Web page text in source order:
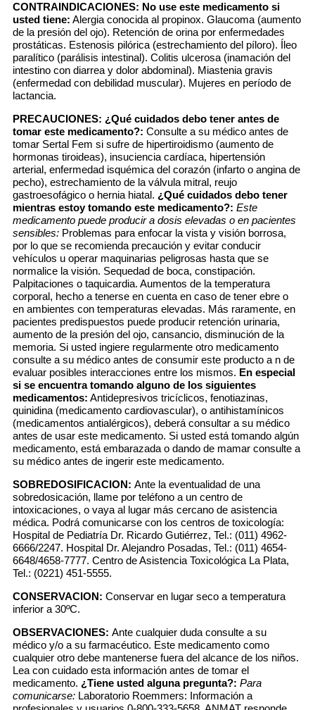
CONTRAINDICACIONES: No use este medicamento si
usted tiene: Alergia conocida al propinox. Glaucoma (aumento
de la presión del ojo). Retención de orina por enfermedades
prostáticas. Estenosis pilórica (estrechamiento del píloro). Íleo
paralítico (parálisis intestinal). Colitis ulcerosa (inamación del
intestino con diarrea y dolor abdominal). Miastenia gravis
(enfermedad con debilidad muscular). Mujeres en período de
lactancia.
PRECAUCIONES: ¿Qué cuidados debo tener antes de
tomar este medicamento?: Consulte a su médico antes de
tomar Sertal Fem si sufre de hipertiroidismo (aumento de
hormonas tiroideas), insuciencia cardíaca, hipertensión
arterial, enfermedad isquémica del corazón (infarto o angina de
pecho), estrechamiento de la válvula mitral, reujo
gastroesofágico o hernia hiatal. ¿Qué cuidados debo tener
mientras estoy tomando este medicamento?: Este
medicamento puede producir a dosis elevadas o en pacientes
sensibles: Problemas para enfocar la vista y visión borrosa,
por lo que se recomienda precaución y evitar conducir
vehículos u operar maquinarias peligrosas hasta que se
normalice la visión. Sequedad de boca, constipación.
Palpitaciones o taquicardia. Aumentos de la temperatura
corporal, hecho a tenerse en cuenta en caso de tener ebre o
en ambientes con temperaturas elevadas. Más raramente, en
pacientes predispuestos puede producir retención urinaria,
aumento de la presión del ojo, cansancio, disminución de la
memoria. Si usted ingiere regularmente otro medicamento
consulte a su médico antes de consumir este producto a n de
evaluar posibles interacciones entre los mismos. En especial
si se encuentra tomando alguno de los siguientes
medicamentos: Antidepresivos tricíclicos, fenotiazinas,
quinidina (medicamento cardiovascular), o antihistamínicos
(medicamentos antialérgicos), deberá consultar a su médico
antes de usar este medicamento. Si usted está tomando algún
medicamento, está embarazada o dando de mamar consulte a
su médico antes de ingerir este medicamento.
SOBREDOSIFICACION: Ante la eventualidad de una
sobredosicación, llame por teléfono a un centro de
intoxicaciones, o vaya al lugar más cercano de asistencia
médica. Podrá comunicarse con los centros de toxicología:
Hospital de Pediatría Dr. Ricardo Gutiérrez, Tel.: (011) 4962-
6666/2247. Hospital Dr. Alejandro Posadas, Tel.: (011) 4654-
6648/4658-7777. Centro de Asistencia Toxicológica La Plata,
Tel.: (0221) 451-5555.
CONSERVACION: Conservar en lugar seco a temperatura
inferior a 30ºC.
OBSERVACIONES: Ante cualquier duda consulte a su
médico y/o a su farmacéutico. Este medicamento como
cualquier otro debe mantenerse fuera del alcance de los niños.
Lea con cuidado esta información antes de tomar el
medicamento. ¿Tiene usted alguna pregunta?: Para
comunicarse: Laboratorio Roemmers: Información a